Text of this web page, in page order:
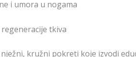
i umora u nogama
tkiva
nježni, kružni pokreti koje izvodi